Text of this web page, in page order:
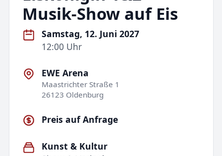
Musik-Show auf Eis
Samstag, 12. Juni 2027
12:00 Uhr
EWE Arena
Maastrichter Straße 1
26123 Oldenburg
Preis auf Anfrage
Kunst & Kultur